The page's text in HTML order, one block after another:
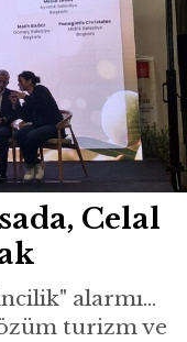
Celal
alarmı...
turizm ve